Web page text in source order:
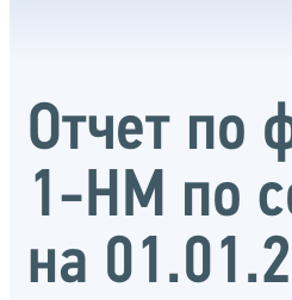
Отчет по
1-НМ по
на